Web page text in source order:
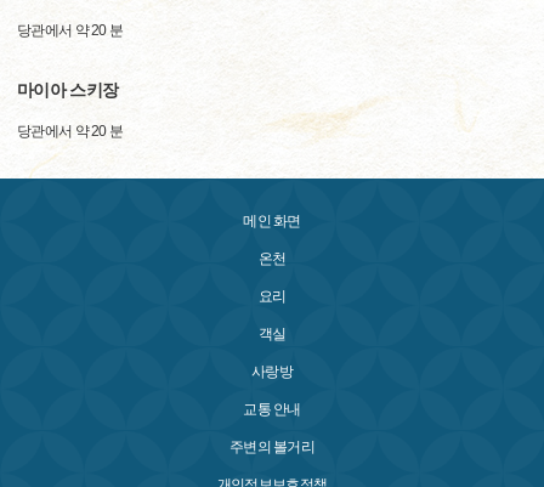
당관에서 약 20 분
마이아 스키장
당관에서 약 20 분
메인 화면
온천
요리
객실
사랑방
교통 안내
주변의 볼거리